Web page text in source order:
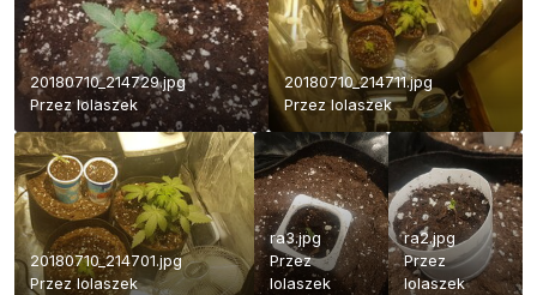
20180710_214729.jpg
Przezlolaszek
20180710_214711.jpg
Przezlolaszek
20180710_214701.jpg
Przezlolaszek
ra3.jpg
Przez
lolaszek
ra2.jpg
Przez
lolaszek